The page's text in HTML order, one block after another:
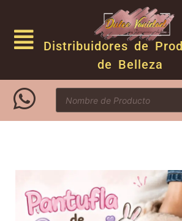
Distribuidores de
de Belleza